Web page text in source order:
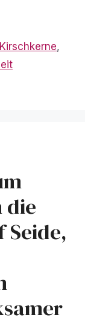
Kirschkerne,
die
Seide,